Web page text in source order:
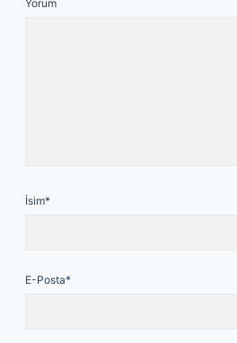
Yorum
İsim*
E-Posta*